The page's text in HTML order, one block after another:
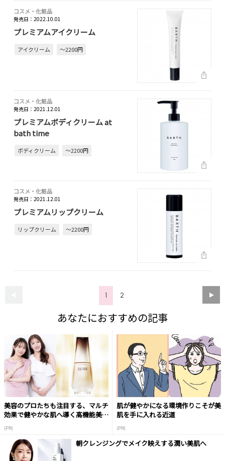
コスメ・化粧品
発売日：2022.10.01
プレミアムアイクリーム
アイクリーム ～2200円
コスメ・化粧品
発売日：2021.12.01
プレミアムボディクリーム at
bath time
ボディクリーム ～2200円
コスメ・化粧品
発売日：2021.12.01
プレミアムリップクリーム
リップクリーム ～2200円
1 2
あなたにおすすめの記事
美容のプロたちも注目する、マルチ
効果で健やかな肌へ導く高機能美容
(PR)
肌が健やかになる環境作りこそが美
肌を手に入れる近道
(PR)
朝クレンジングでメイク映えする潤い美肌へ